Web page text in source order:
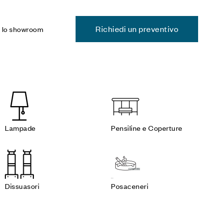
showroom Richiedi un preventivo
Lampade Pensiline e Coperture
Dissuasori Posaceneri